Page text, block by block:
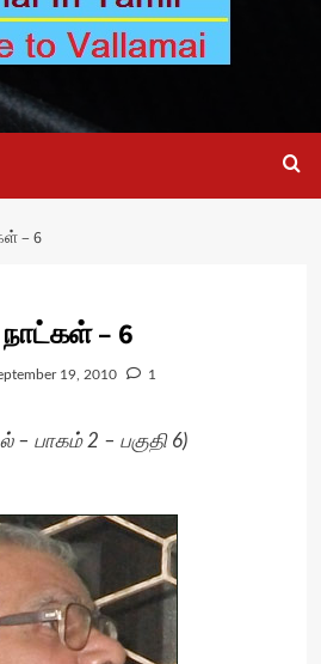
– 6
– 6
19, 2010 1
– பாகம் 2 – பகுதி 6)